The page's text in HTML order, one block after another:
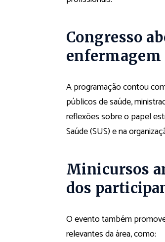
Congresso
enfermagem
A programação contou
públicos de saúde,
reflexões sobre o papel
Saúde (SUS) e na
Minicursos
dos
O evento também
relevantes da área, como: